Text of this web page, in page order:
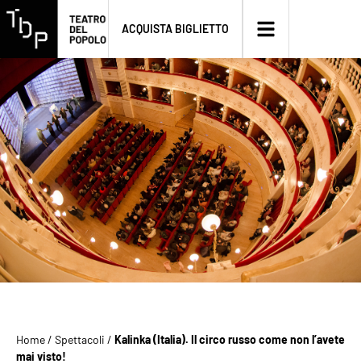
ACQUISTA BIGLIETTO
Home/ Spettacoli / Kalinka (Italia). Il circo russo come non l’avete
mai visto!